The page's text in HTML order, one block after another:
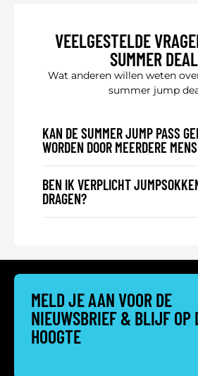
VEELGESTELDE
SUMMER
Wat anderen willen weten
summer jump
KAN DE SUMMER JUMP PASS
WORDEN DOOR MEERDERE
BEN IK VERPLICHT
DRAGEN?
MELD JE AAN VOOR DE
NIEUWSBRIEF& BLIJF OP
HOOGTE